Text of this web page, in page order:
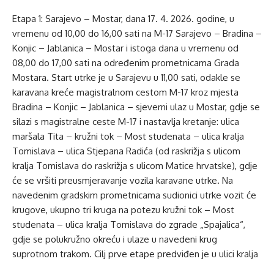
Etapa 1: Sarajevo – Mostar, dana 17. 4. 2026. godine, u
vremenu od 10,00 do 16,00 sati na M-17 Sarajevo – Bradina –
Konjic – Jablanica – Mostar i istoga dana u vremenu od
08,00 do 17,00 sati na određenim prometnicama Grada
Mostara. Start utrke je u Sarajevu u 11,00 sati, odakle se
karavana kreće magistralnom cestom M-17 kroz mjesta
Bradina – Konjic – Jablanica – sjeverni ulaz u Mostar, gdje se
silazi s magistralne ceste M-17 i nastavlja kretanje: ulica
maršala Tita – kružni tok – Most studenata – ulica kralja
Tomislava – ulica Stjepana Radića (od raskrižja s ulicom
kralja Tomislava do raskrižja s ulicom Matice hrvatske), gdje
će se vršiti preusmjeravanje vozila karavane utrke. Na
navedenim gradskim prometnicama sudionici utrke vozit će
krugove, ukupno tri kruga na potezu kružni tok – Most
studenata – ulica kralja Tomislava do zgrade „Spajalica“,
gdje se polukružno okreću i ulaze u navedeni krug
suprotnom trakom. Cilj prve etape predviđen je u ulici kralja